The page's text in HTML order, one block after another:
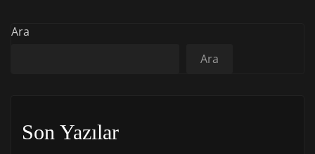
Ara
Ara
Son Yazılar